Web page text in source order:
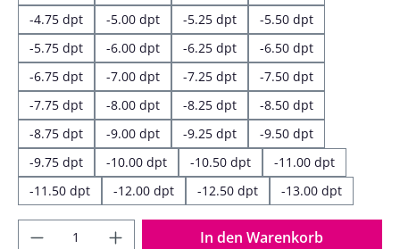
-4.75 dpt
-5.00 dpt -5.25 dpt
-5.50 dpt
-5.75 dpt
-6.00 dpt -6.25 dpt
-6.50 dpt
-6.75 dpt
-7.00 dpt -7.25 dpt
-7.50 dpt
-7.75 dpt
-8.00 dpt -8.25 dpt
-8.50 dpt
-8.75 dpt
-9.00 dpt -9.25 dpt
-9.50 dpt
-9.75 dpt
-10.00 dpt -10.50 dpt
-11.00 dpt
-11.50 dpt
-12.00 dpt -12.50 dpt -13.00 dpt
Produkt Anzahl: Gib den gewünschten
In den Warenkorb